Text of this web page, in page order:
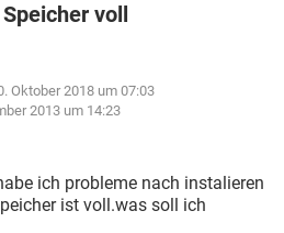
TIKTOK
HARDWARE
STREAMING
INSTAGRAM
IOS
TIKTOK
INSTAGRAM
voll
Oktober 2018 um 07:03
2013 um 14:23
ich probleme nach instalieren
ist voll.was soll ich